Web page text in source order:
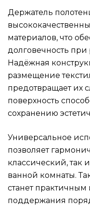
Держатель
материалов, что
долговечность при
Надёжная
размещение
предотвращает их
поверхность
сохранению
Универсальное
позволяет
классический, так
ванной комнаты.
станет
поддержания